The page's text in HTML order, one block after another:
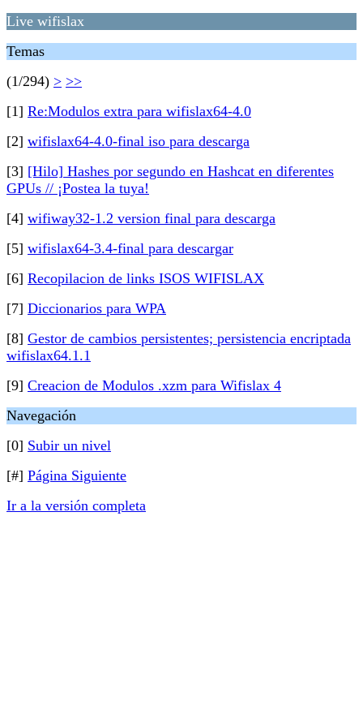
Live wifislax
Temas
(1/294) > >>
[1] Re:Modulos extra para wifislax64-4.0
[2] wifislax64-4.0-final iso para descarga
[3] [Hilo] Hashes por segundo en Hashcat en diferentes
GPUs // ¡Postea la tuya!
[4] wifiway32-1.2 version final para descarga
[5] wifislax64-3.4-final para descargar
[6] Recopilacion de links ISOS WIFISLAX
[7] Diccionarios para WPA
[8] Gestor de cambios persistentes; persistencia encriptada
wifislax64.1.1
[9] Creacion de Modulos .xzm para Wifislax 4
Navegación
[0] Subir un nivel
[#] Página Siguiente
Ir a la versión completa